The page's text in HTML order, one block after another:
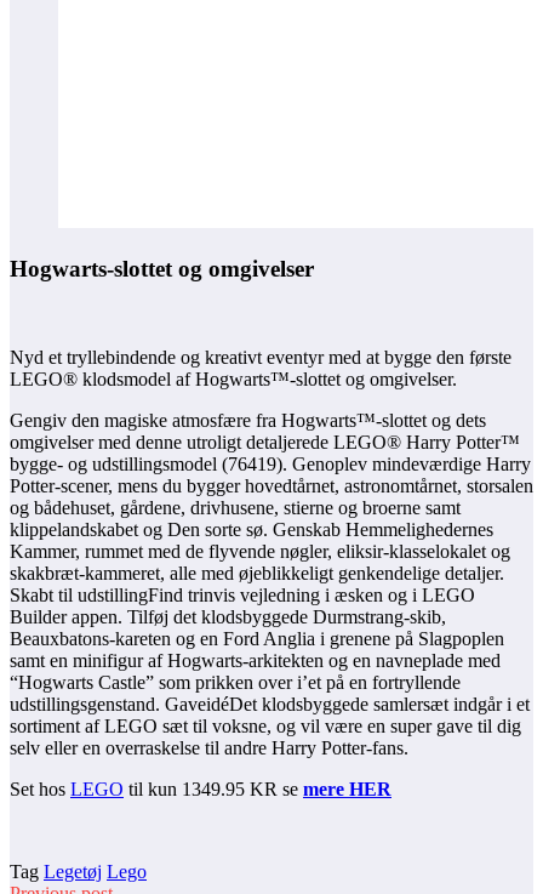
Hogwarts-slottet og omgivelser
Nyd et tryllebindende og kreativt eventyr med at bygge den første
LEGO® klodsmodel af Hogwarts™-slottet og omgivelser.
Gengiv den magiske atmosfære fra Hogwarts™-slottet og dets
omgivelser med denne utroligt detaljerede LEGO® Harry Potter™
bygge- og udstillingsmodel (76419). Genoplev mindeværdige Harry
Potter-scener, mens du bygger hovedtårnet, astronomtårnet, storsalen
og bådehuset, gårdene, drivhusene, stierne og broerne samt
klippelandskabet og Den sorte sø. Genskab Hemmelighedernes
Kammer, rummet med de flyvende nøgler, eliksir-klasselokalet og
skakbræt-kammeret, alle med øjeblikkeligt genkendelige detaljer.
Skabt til udstillingFind trinvis vejledning i æsken og i LEGO
Builder appen. Tilføj det klodsbyggede Durmstrang-skib,
Beauxbatons-kareten og en Ford Anglia i grenene på Slagpoplen
samt en minifigur af Hogwarts-arkitekten og en navneplade med
“Hogwarts Castle” som prikken over i’et på en fortryllende
udstillingsgenstand. GaveidéDet klodsbyggede samlersæt indgår i et
sortiment af LEGO sæt til voksne, og vil være en super gave til dig
selv eller en overraskelse til andre Harry Potter-fans.
Set hos LEGO til kun 1349.95 KR se mere HER
Tag Legetøj Lego